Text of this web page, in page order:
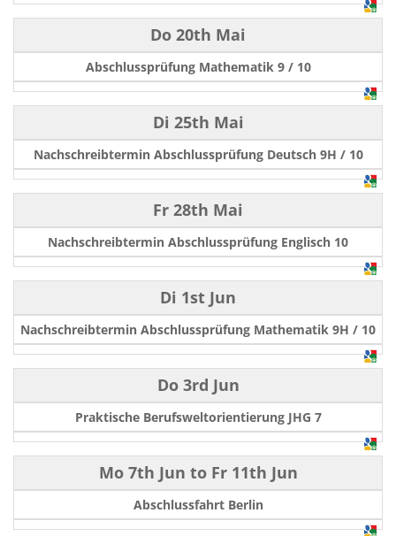
Do 20th Mai
Abschlussprüfung Mathematik 9 / 10
Di 25th Mai
Nachschreibtermin Abschlussprüfung Deutsch 9H / 10
Fr 28th Mai
Nachschreibtermin Abschlussprüfung Englisch 10
Di 1st Jun
Nachschreibtermin Abschlussprüfung Mathematik 9H / 10
Do 3rd Jun
Praktische Berufsweltorientierung JHG 7
Mo 7th Jun to Fr 11th Jun
Abschlussfahrt Berlin